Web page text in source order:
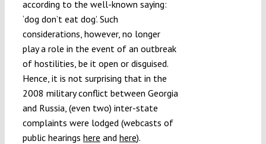
according to the well-known saying:
‘dog don’t eat dog’. Such
considerations, however, no longer
play a role in the event of an outbreak
of hostilities, be it open or disguised.
Hence, it is not surprising that in the
2008 military conflict between Georgia
and Russia, (even two) inter-state
complaints were lodged (webcasts of
public hearings here and here).